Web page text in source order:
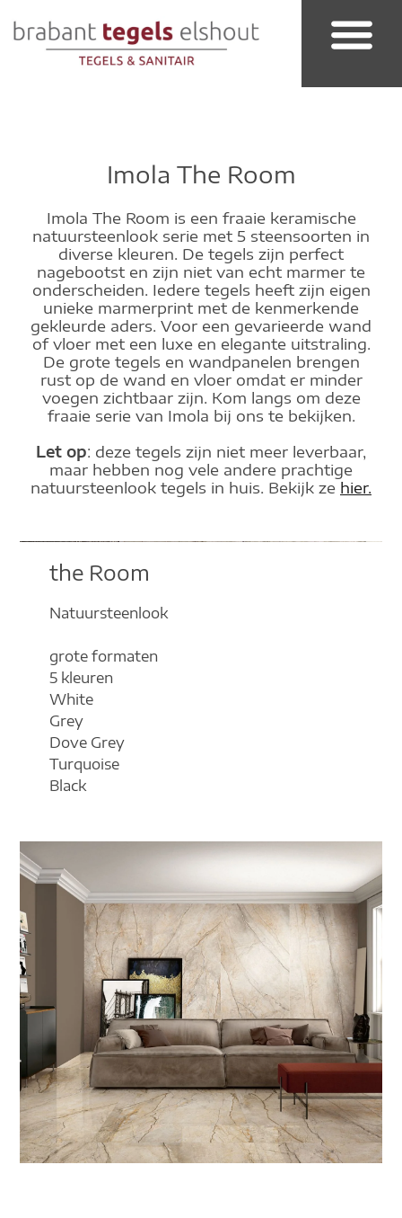
Imola The Room
Imola The Room is een fraaie keramische
natuursteenlook serie met 5 steensoorten in
diverse kleuren. De tegels zijn perfect
nagebootst en zijn niet van echt marmer te
onderscheiden. Iedere tegels heeft zijn eigen
unieke marmerprint met de kenmerkende
gekleurde aders. Voor een gevarieerde wand
of vloer met een luxe en elegante uitstraling.
De grote tegels en wandpanelen brengen
rust op de wand en vloer omdat er minder
voegen zichtbaar zijn. Kom langs om deze
fraaie serie van Imola bij ons te bekijken.
Let op: deze tegels zijn niet meer leverbaar,
maar hebben nog vele andere prachtige
natuursteenlook tegels in huis. Bekijk ze hier.
the Room
Natuursteenlook
grote formaten
5 kleuren
White
Grey
Dove Grey
Turquoise
Black